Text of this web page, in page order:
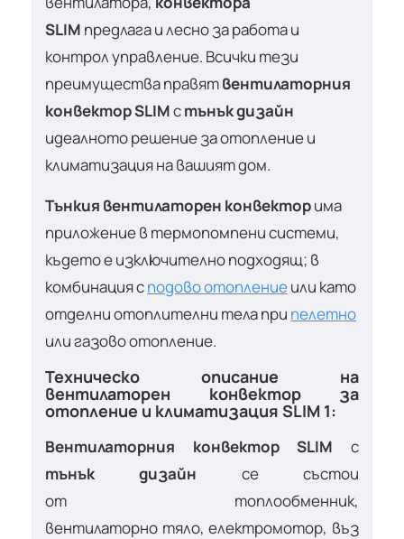
SLIM предлага и лесно за работа и
контрол управление. Всички тези
преимущества правятвентилаторния
конвектор SLIMстънък дизайн
идеалното решение за отопление и
климатизация на вашият дом.
Тънкия вентилаторен конвекторима
приложение в термопомпени системи,
където е изключително подходящ; в
комбинация сподово отоплениеили като
отделни отоплителни тела при пелетно
или газово отопление.
Техническо описание на
вентилаторен конвектор за
отопление и климатизация SLIM 1:
Вентилаторния конвектор SLIM с
тънък дизайн се състои
от топлообменник,
вентилаторно тяло, електромотор, въз